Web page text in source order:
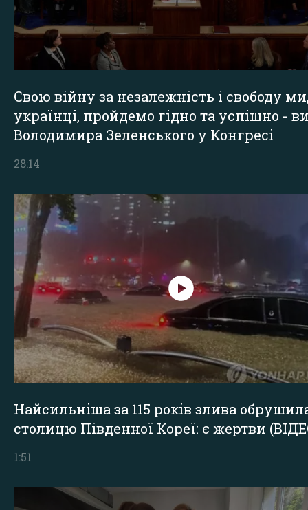
Свою війну за незалежність і свободу
українці, пройдемо гідно та успішно -
Володимира Зеленського у Конгресі
28:14
Найсильніша за 115 років злива
столицю Південної Кореї: є жертви
1:51